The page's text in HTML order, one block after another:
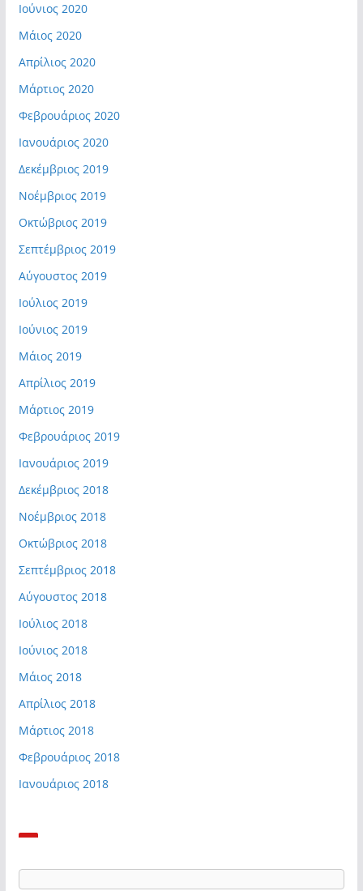
Ιούνιος 2020
Μάιος 2020
Απρίλιος 2020
Μάρτιος 2020
Φεβρουάριος 2020
Ιανουάριος 2020
Δεκέμβριος 2019
Νοέμβριος 2019
Οκτώβριος 2019
Σεπτέμβριος 2019
Αύγουστος 2019
Ιούλιος 2019
Ιούνιος 2019
Μάιος 2019
Απρίλιος 2019
Μάρτιος 2019
Φεβρουάριος 2019
Ιανουάριος 2019
Δεκέμβριος 2018
Νοέμβριος 2018
Οκτώβριος 2018
Σεπτέμβριος 2018
Αύγουστος 2018
Ιούλιος 2018
Ιούνιος 2018
Μάιος 2018
Απρίλιος 2018
Μάρτιος 2018
Φεβρουάριος 2018
Ιανουάριος 2018